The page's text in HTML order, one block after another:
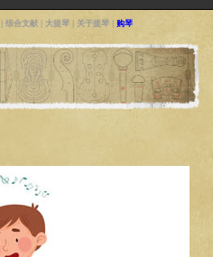
综合文献 大提琴 关于提琴 购琴